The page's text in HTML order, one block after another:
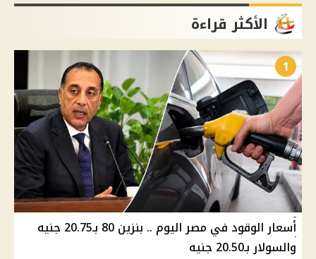
الأكثر قراءة
1
أسعار الوقود في مصر اليوم .. بنزين 80 بـ20.75 جنيه
والسولار بـ20.50 جنيه